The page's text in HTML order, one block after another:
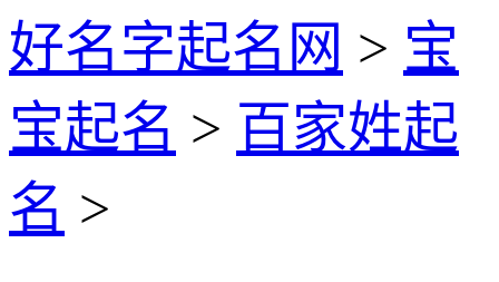
好名字起名网 > 宝
宝起名 > 百家姓起
名 >